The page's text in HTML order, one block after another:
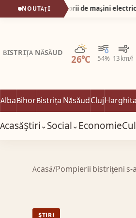
NOUTĂȚI
BISTRIȚA NĂSĂUD
26°C 54% 13 km/h
Parțial noros
AlbaBihorBistrița NăsăudClujHarghita
AcasăȘtiri⌄Social⌄Economie
Acasă/Pompierii bistriţeni s-
ȘTIRI